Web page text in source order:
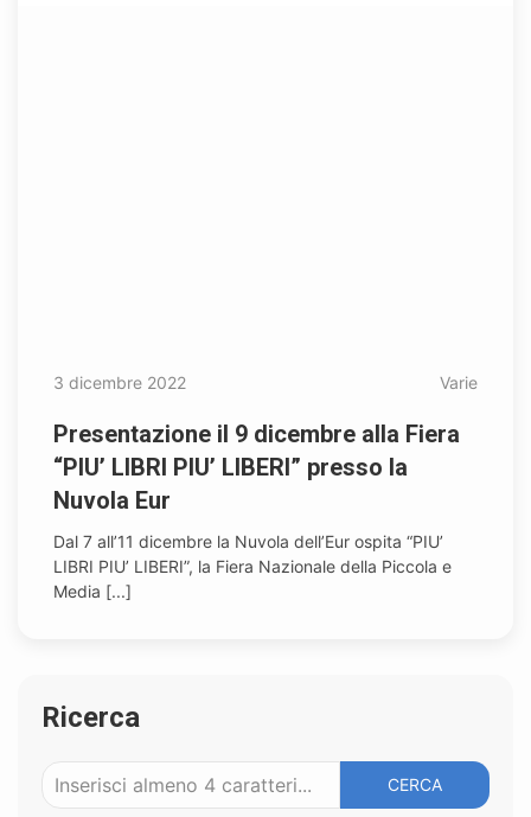
3 dicembre 2022 Varie
Presentazione il 9 dicembre alla Fiera
“PIU’ LIBRI PIU’ LIBERI” presso la
Nuvola Eur
Dal 7 all’11 dicembre la Nuvola dell’Eur ospita “PIU’
LIBRI PIU’ LIBERI”, la Fiera Nazionale della Piccola e
Media [...]
Ricerca
CERCA